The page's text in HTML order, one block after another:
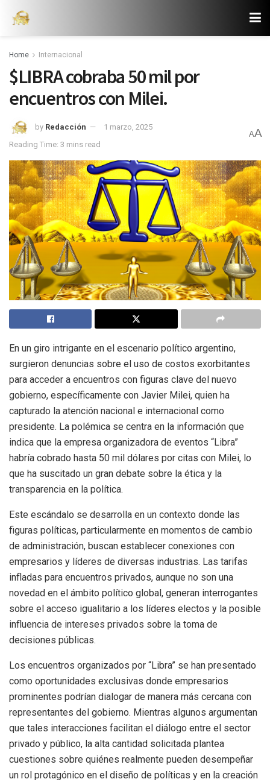
Home Internacional
$LIBRA cobraba 50 mil por
encuentros con Milei.
by Redacción
1 marzo, 2025
Reading Time: 3 mins read
AA
En un giro intrigante en el escenario político argentino,
surgieron denuncias sobre el uso de costos exorbitantes
para acceder a encuentros con figuras clave del nuevo
gobierno, específicamente con Javier Milei, quien ha
capturado la atención nacional e internacional como
presidente. La polémica se centra en la información que
indica que la empresa organizadora de eventos “Libra”
habría cobrado hasta 50 mil dólares por citas con Milei, lo
que ha suscitado un gran debate sobre la ética y la
transparencia en la política.
Este escándalo se desarrolla en un contexto donde las
figuras políticas, particularmente en momentos de cambio
de administración, buscan establecer conexiones con
empresarios y líderes de diversas industrias. Las tarifas
infladas para encuentros privados, aunque no son una
novedad en el ámbito político global, generan interrogantes
sobre el acceso igualitario a los líderes electos y la posible
influencia de intereses privados sobre la toma de
decisiones públicas.
Los encuentros organizados por “Libra” se han presentado
como oportunidades exclusivas donde empresarios
prominentes podrían dialogar de manera más cercana con
representantes del gobierno. Mientras algunos argumentan
que tales interacciones facilitan el diálogo entre el sector
privado y público, la alta cantidad solicitada plantea
cuestiones sobre quiénes realmente pueden desempeñar
un rol protagónico en el diseño de políticas y en la creación